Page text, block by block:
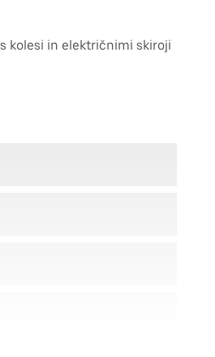
kolesi in električnimi skiroji